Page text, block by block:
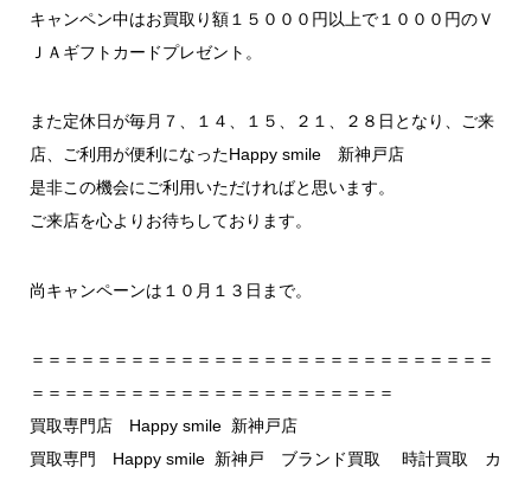
キャンペン中はお買取り額１５０００円以上で１０００円のＶ
ＪＡギフトカードプレゼント。
また定休日が毎月７、１４、１５、２１、２８日となり、ご来
店、ご利用が便利になったHappy smile 新神戸店
是非この機会にご利用いただければと思います。
ご来店を心よりお待ちしております。
尚キャンペーンは１０月１３日まで。
＝＝＝＝＝＝＝＝＝＝＝＝＝＝＝＝＝＝＝＝＝＝＝＝＝＝＝＝
＝＝＝＝＝＝＝＝＝＝＝＝＝＝＝＝＝＝＝＝＝＝
買取専門店 Happy smile 新神戸店
買取専門 Happy smile 新神戸 ブランド買取 時計買取 カ